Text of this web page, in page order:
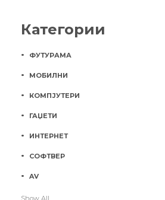
Категории
ФУТУРАМА
МОБИЛНИ
КОМПЈУТЕРИ
ГАЏЕТИ
ИНТЕРНЕТ
СОФТВЕР
AV
Show All